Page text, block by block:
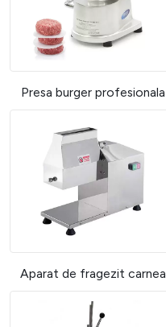
Presa burger profesionala
Aparat de fragezit carnea